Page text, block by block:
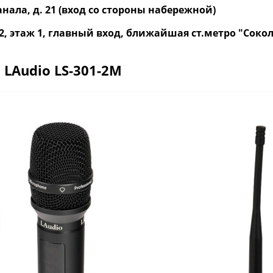
д. 21 (вход со стороны набережной)
2, этаж 1, главный вход, ближайшая ст.метро
LS-301-2M